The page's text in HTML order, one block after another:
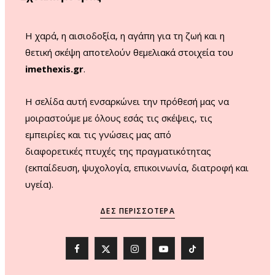
Η χαρά, η αισιοδοξία, η αγάπη για τη ζωή και η
θετική σκέψη αποτελούν θεμελιακά στοιχεία του
imethexis.gr.
H σελίδα αυτή ενσαρκώνει την πρόθεσή μας να
μοιραστούμε με όλους εσάς τις σκέψεις, τις
εμπειρίες και τις γνώσεις μας από
διαφορετικές πτυχές της πραγματικότητας
(εκπαίδευση, ψυχολογία, επικοινωνία, διατροφή και
υγεία).
ΔΕΣ ΠΕΡΙΣΣΌΤΕΡΑ
F
X
I
Y
T